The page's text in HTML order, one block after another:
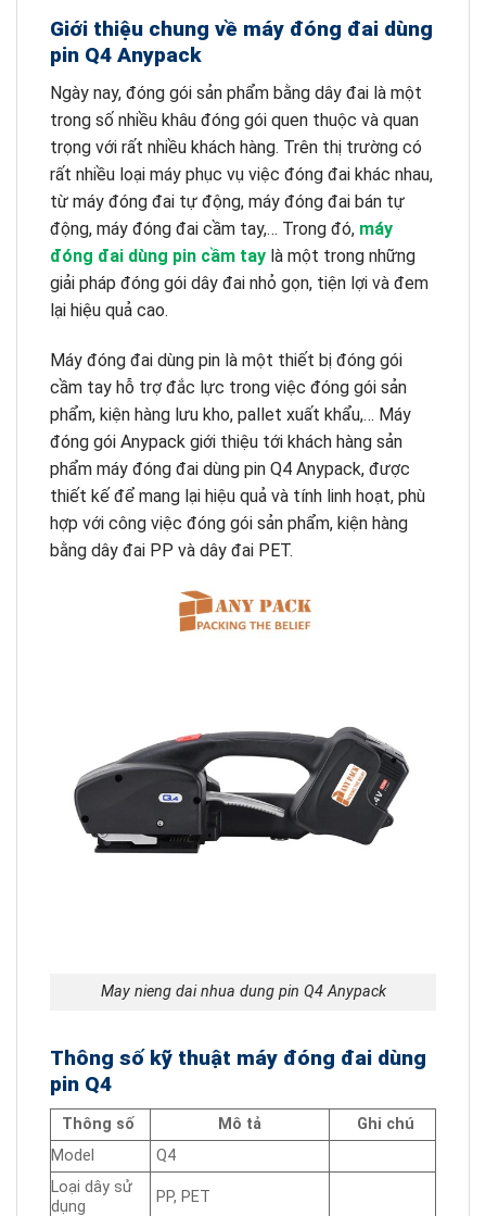
Giới thiệu chung về máy đóng đai dùng
pin Q4 Anypack
Ngày nay, đóng gói sản phẩm bằng dây đai là một
trong số nhiều khâu đóng gói quen thuộc và quan
trọng với rất nhiều khách hàng. Trên thị trường có
rất nhiều loại máy phục vụ việc đóng đai khác nhau,
từ máy đóng đai tự động, máy đóng đai bán tự
động, máy đóng đai cầm tay,… Trong đó, máy
đóng đai dùng pin cầm tay là một trong những
giải pháp đóng gói dây đai nhỏ gọn, tiện lợi và đem
lại hiệu quả cao.
Máy đóng đai dùng pin là một thiết bị đóng gói
cầm tay hỗ trợ đắc lực trong việc đóng gói sản
phẩm, kiện hàng lưu kho, pallet xuất khẩu,… Máy
đóng gói Anypack giới thiệu tới khách hàng sản
phẩm máy đóng đai dùng pin Q4 Anypack, được
thiết kế để mang lại hiệu quả và tính linh hoạt, phù
hợp với công việc đóng gói sản phẩm, kiện hàng
bằng dây đai PP và dây đai PET.
May nieng dai nhua dung pin Q4 Anypack
Thông số kỹ thuật máy đóng đai dùng
pin Q4
Thông số Mô tả
Ghi chú
Model
Q4
Loại dây sử
dụng
PP, PET